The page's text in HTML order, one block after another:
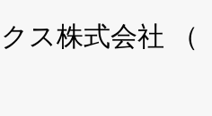
ス株式会社 （